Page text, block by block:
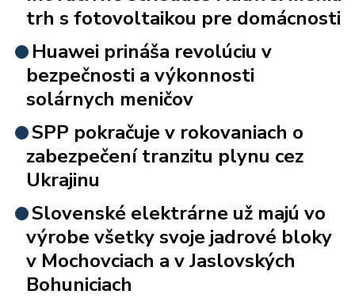
trh s fotovoltaikou pre domácnosti
Huawei prináša revolúciu v
bezpečnosti a výkonnosti
solárnych meničov
SPP pokračuje v rokovaniach o
zabezpečení tranzitu plynu cez
Ukrajinu
Slovenské elektrárne už majú vo
výrobe všetky svoje jadrové bloky
v Mochovciach a v Jaslovských
Bohuniciach